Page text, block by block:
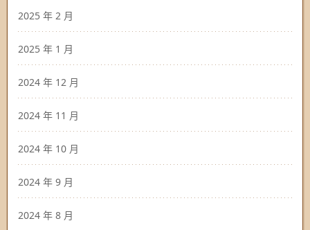
2025 年 2 月
2025 年 1 月
2024 年 12 月
2024 年 11 月
2024 年 10 月
2024 年 9 月
2024 年 8 月